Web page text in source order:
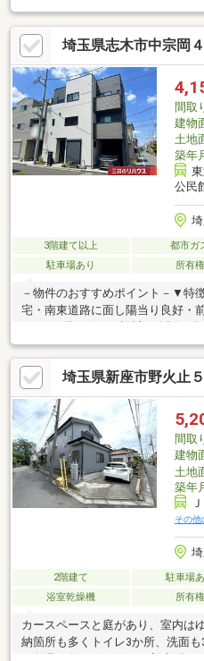
ススペースは約5.6帖、窓・収納
有(車種による)▼設備・太陽熱の
くい複層ガラス・1・3階にトイレ
原店 徒歩6分(約460m)・新座市立
ご希望の住まい探しをお手伝
細・ご相談はお気軽にお問い合わ
埼玉県志木市中宗岡
間取
建物
土地
築年
公民
3階建て以上 都市ガ
駐車場あり
所有権
－物件のおすすめポイント－▼特
宅・南東道路に面し陽当り良好・
にくい2階リビング設計・会話の
れるルーフバルコニー付・南東向
や玄関などに収納スペース付▼設
境・志木市立宗岡小学校 徒歩5分(
徒歩6分(約450m)※建物面積に車庫
(70％)■ ご希望の住まい探しを
物件の詳細・ご相談はお気軽にお
埼玉県新座市野火止
間取
建物
土地
築年
その他
2階建て 駐車場
浴室乾燥機
所有権
カースペースと庭があり、室内は
納箇所も多くトイレ3か所、洗面